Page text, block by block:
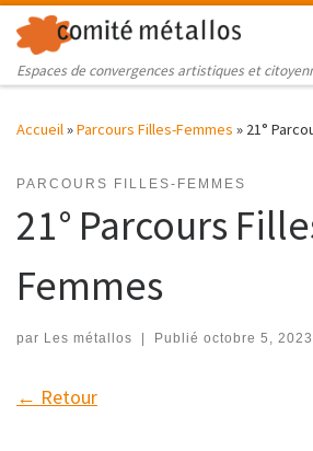
Skip to content
Espaces de convergences artistiques et
Accueil»Parcours Filles-Femmes » 21°
PARCOURS FILLES-FEMMES
21° Parcours
Femmes
par Les métallos | Publié octobre 5, 2023
← Retour